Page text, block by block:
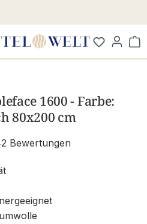
1600 - Farbe:
80x200 cm
Bewertungen